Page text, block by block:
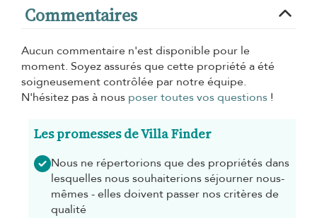
Commentaires
Aucun commentaire n'est disponible pour le
moment. Soyez assurés que cette propriété a été
soigneusement contrôlée par notre équipe.
N'hésitez pas à nous poser toutes vos questions !
Les promesses de Villa Finder
Nous ne répertorions que des propriétés dans
lesquelles nous souhaiterions séjourner nous-
mêmes - elles doivent passer nos critères de
qualité